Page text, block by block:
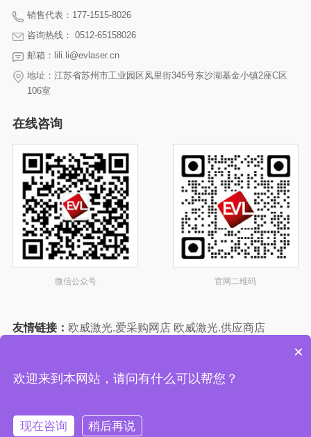
销售代表：177-1515-8026
咨询热线： 0512-65158026
邮箱：lili.li@evlaser.cn
地址：江苏省苏州市工业园区凤里街345号东沙湖基金小镇2座C区
106室
在线咨询
微信公众号 官网二维码
友情链接： 欧威激光.爱采购网店 欧威激光.供应商店
© 版权所有 欧威激光科技（苏州）有限公司
×
欢迎来到本网站，请问有什么可以帮您？
现在咨询 稍后再说